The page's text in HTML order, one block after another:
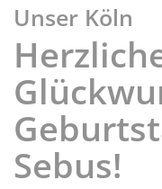
Unser Köln
Sebus!